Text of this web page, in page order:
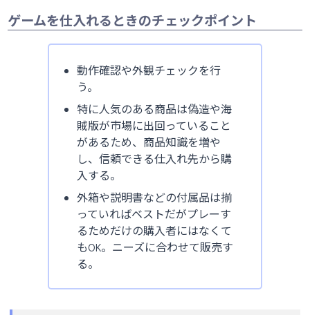
ゲームを仕入れるときのチェックポイント
動作確認や外観チェックを行
う。
特に人気のある商品は偽造や海
賊版が市場に出回っていること
があるため、商品知識を増や
し、信頼できる仕入れ先から購
入する。
外箱や説明書などの付属品は揃
っていればベストだがプレーす
るためだけの購入者にはなくて
もOK。ニーズに合わせて販売す
る。